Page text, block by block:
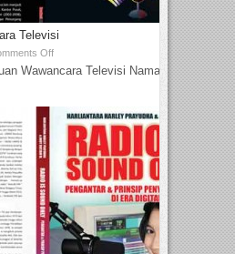
Televisi
Off
Wawancara Televisi Nama